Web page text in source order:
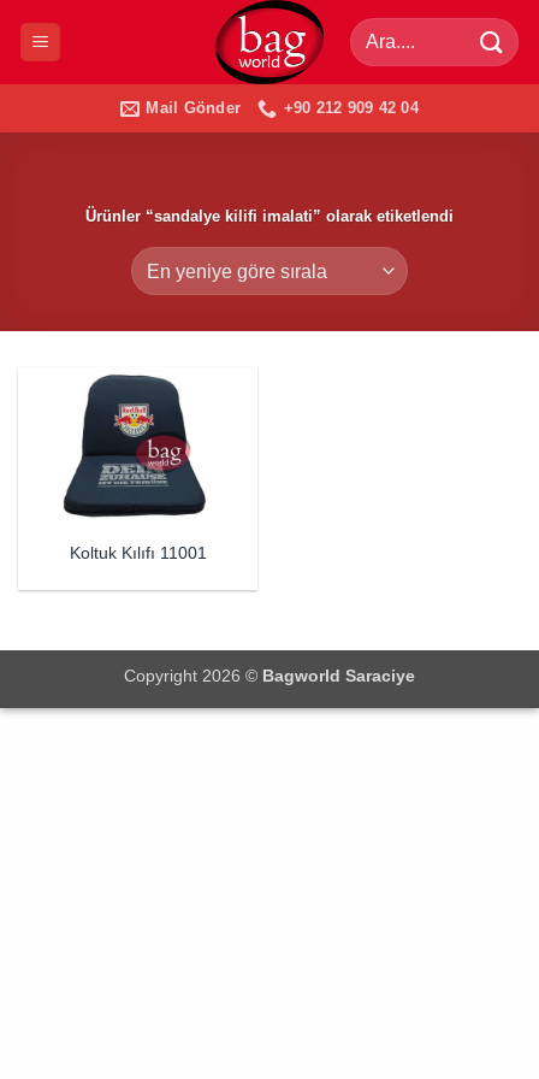
Ara:
Mail Gönder +90 212 909 42 04
Ürünler “sandalye kilifi imalati” olarak etiketlendi
Koltuk Kılıfı 11001
Copyright 2026 © Bagworld Saraciye